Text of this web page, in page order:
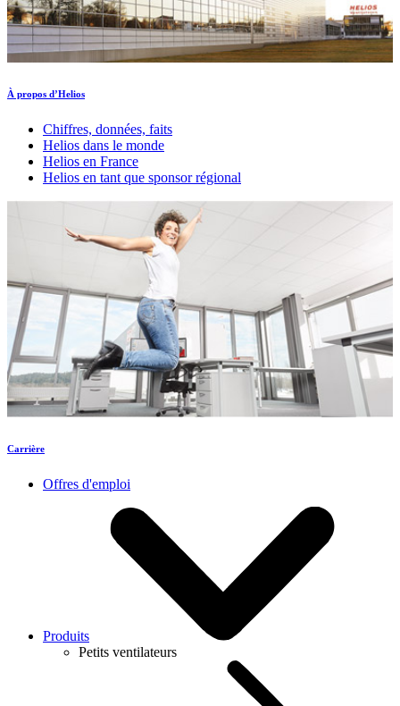
À propos d’Helios
Chiffres, données, faits
Helios dans le monde
Helios en France
Helios en tant que sponsor régional
Carrière
Offres d'emploi
Produits
Petits ventilateurs